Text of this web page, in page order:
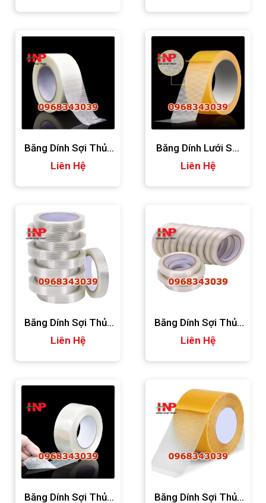
Băng Dính Sợi Thủy
Tinh 120micron
Liên Hệ
Băng Dính Lưới Sợi
Thủy Tinh
Liên Hệ
Băng Dính Sợi Thủy
Tinh 2.4f
Liên Hệ
Băng Dính Sợi Thủy
Tinh Dài 55m
Liên Hệ
Băng Dính Sợi Thủy
Băng Dính Sợi Thủy